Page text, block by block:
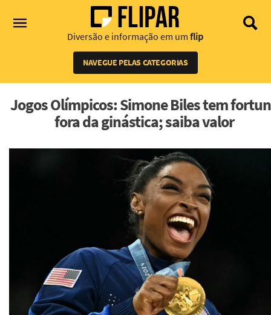
Diversão e informação em um flip
NAVEGUE PELAS CATEGORIAS
Jogos Olímpicos: Simone Biles tem
fora da ginástica; saiba valor